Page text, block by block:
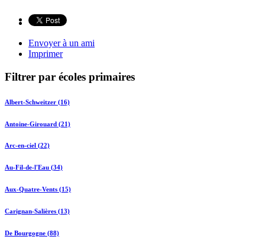
Envoyer à un ami
Imprimer
Filtrer par écoles primaires
Albert-Schweitzer (16)
Antoine-Girouard (21)
Arc-en-ciel (22)
Au-Fil-de-l'Eau (34)
Aux-Quatre-Vents (15)
Carignan-Salières (13)
De Bourgogne (88)